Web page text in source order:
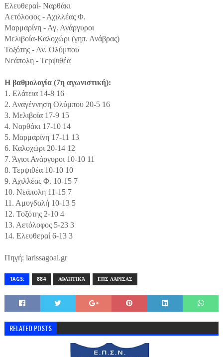
Ελευθεραί- Ναρθάκι
Αετόλοφος - Αχιλλέας Φ.
Μαρμαρίνη - Αγ. Ανάργυροι
Μελιβοία-Καλοχώρι (γηπ. Ανάβρας)
Τοξότης - Αν. Ολύμπου
Νεάπολη - Τερψιθέα
Η βαθμολογία (7η αγωνιστική):
1. Ελάτεια 14-8 16
2. Αναγέννηση Ολύμπου 20-5 16
3. Μελιβοία 17-9 15
4. Ναρθάκι 17-10 14
5. Μαρμαρίνη 17-11 13
6. Καλοχώρι 20-14 12
7. Άγιοι Ανάργυροι 10-10 11
8. Τερψιθέα 10-10 10
9. Αχιλλέας Φ. 10-15 7
10. Νεάπολη 11-15 7
11. Αμυγδαλή 10-13 5
12. Τοξότης 2-10 4
13. Αετόλοφος 5-23 3
14. Ελευθεραί 6-13 3
Πηγή: larissagoal.gr
TAGS: 884 ΑΘΛΗΤΙΚΆ ΕΠΣ ΛΆΡΙΣΑΣ
RELATED POSTS